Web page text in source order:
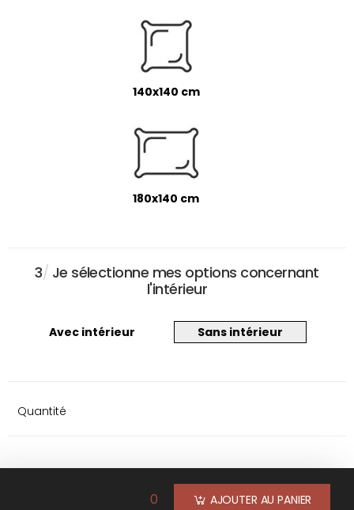
140x140 cm
180x140 cm
3/ Je sélectionne mes options concernant
l'intérieur
Avec intérieur Sans intérieur
Quantité
0 AJOUTER AU PANIER